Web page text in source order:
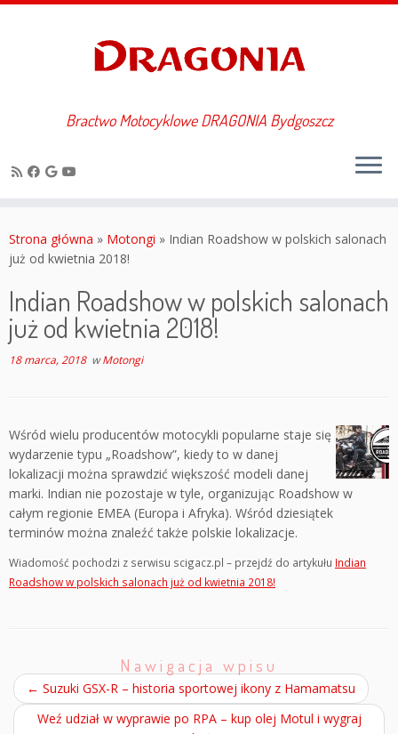
do
treści
Bractwo Motocyklowe DRAGONIA Bydgoszcz
Strona główna » Motongi » Indian Roadshow w polskich salonach
już od kwietnia 2018!
Indian Roadshow w polskich salonach
już od kwietnia 2018!
18 marca, 2018wMotongi
Wśród wielu producentów motocykli popularne staje się
wydarzenie typu „Roadshow”, kiedy to w danej
lokalizacji można sprawdzić większość modeli danej
marki. Indian nie pozostaje w tyle, organizując Roadshow w
całym regionie EMEA (Europa i Afryka). Wśród dziesiątek
terminów można znaleźć także polskie lokalizacje.
Wiadomość pochodzi z serwisu scigacz.pl – przejdź do artykułu Indian
Roadshow w polskich salonach już od kwietnia 2018!
Nawigacja wpisu
← Suzuki GSX-R – historia sportowej ikony z Hamamatsu
Weź udział w wyprawie po RPA – kup olej Motul i wygraj